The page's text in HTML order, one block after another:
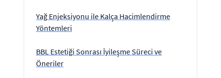
Yağ Enjeksiyonu ile Kalça Hacimlendirme
Yöntemleri
BBL Estetiği Sonrası İyileşme Süreci ve
Öneriler